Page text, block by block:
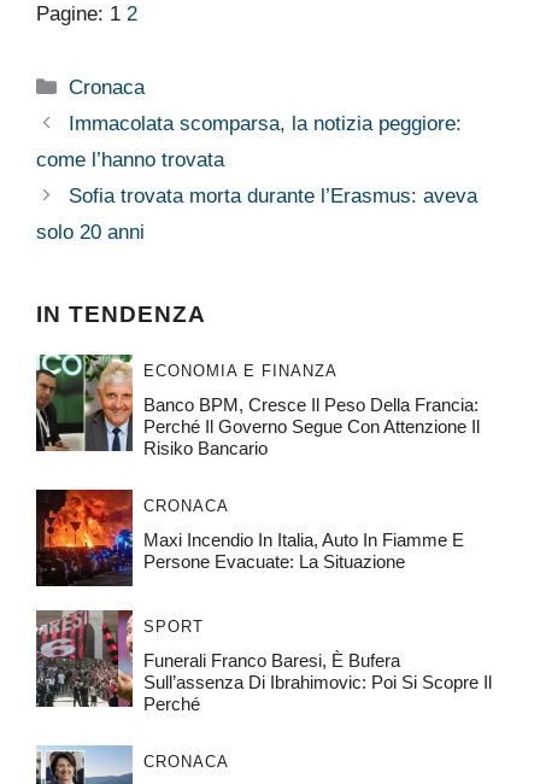
Pagine: 1 2
Categorie
Cronaca
Immacolata scomparsa, la notizia peggiore:
come l’hanno trovata
Sofia trovata morta durante l’Erasmus: aveva
solo 20 anni
IN TENDENZA
ECONOMIA E FINANZA
Banco BPM, Cresce Il Peso Della Francia:
Perché Il Governo Segue Con Attenzione Il
Risiko Bancario
CRONACA
Maxi Incendio In Italia, Auto In Fiamme E
Persone Evacuate: La Situazione
SPORT
Funerali Franco Baresi, È Bufera
Sull’assenza Di Ibrahimovic: Poi Si Scopre Il
Perché
CRONACA